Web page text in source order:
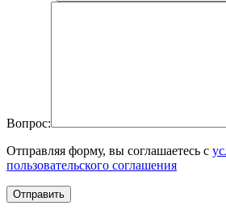
Вопрос:
Отправляя форму, вы соглашаетесь с
пользовательского соглашения